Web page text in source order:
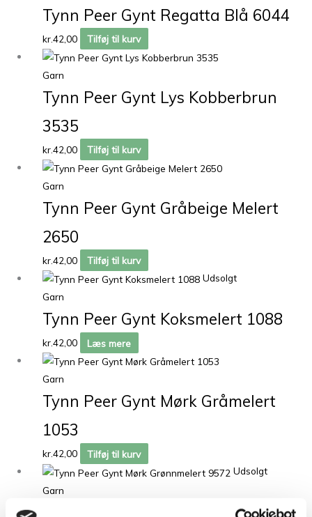
Tynn Peer Gynt Regatta Blå 6044
kr.42,00 Tilføj til kurv
Garn
Tynn Peer Gynt Lys Kobberbrun
3535
kr.42,00 Tilføj til kurv
Garn
Tynn Peer Gynt Gråbeige Melert
2650
kr.42,00
Tilføj til kurv
Udsolgt
Garn
Tynn Peer Gynt Koksmelert 1088
kr.42,00 Læs mere
Garn
Tynn Peer Gynt Mørk Gråmelert
1053
kr.42,00
Tilføj til kurv
Udsolgt
Garn
Tynn Peer Gynt Mørk Grønnmelert